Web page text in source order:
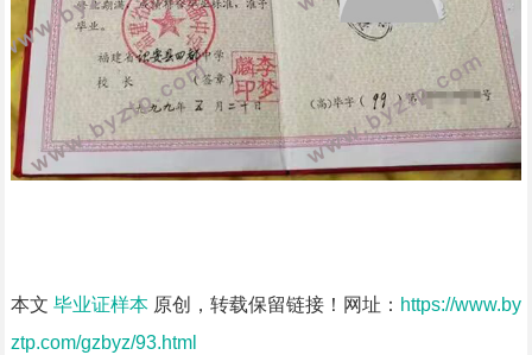
本文 毕业证样本原创，转载保留链接！网址： https://www.by
ztp.com/gzbyz/93.html